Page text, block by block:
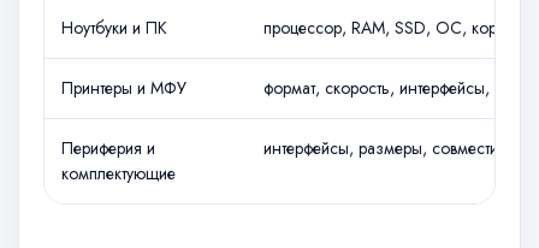
Ноутбуки и ПК процессор, RAM, SSD, ОС,
Принтеры и МФУ формат, скорость, интерфейсы,
Периферия и
комплектующие
интерфейсы, размеры,